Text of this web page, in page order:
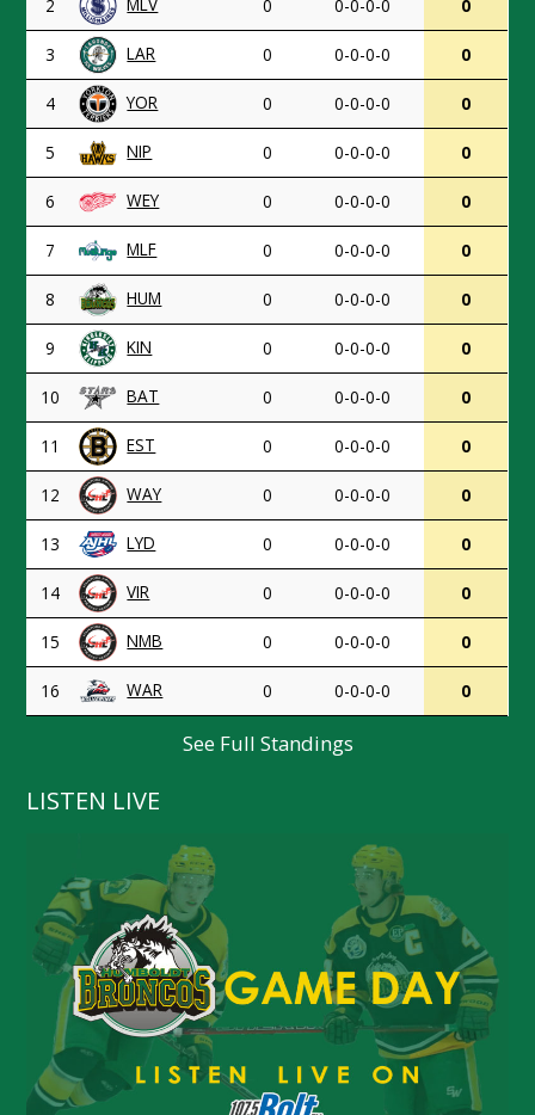
2 0 0-0-0-0 0
3 LAR 0 0-0-0-0 0
4 YOR 0 0-0-0-0 0
5 NIP 0 0-0-0-0 0
6 WEY 0 0-0-0-0 0
7 MLF 0 0-0-0-0 0
8 HUM 0 0-0-0-0 0
9 KIN 0 0-0-0-0 0
10 BAT 0 0-0-0-0 0
11 EST 0 0-0-0-0 0
12 WAY 0 0-0-0-0 0
13 LYD 0 0-0-0-0 0
14 VIR 0 0-0-0-0 0
15 NMB 0 0-0-0-0 0
16 WAR 0 0-0-0-0 0
See Full Standings
LISTEN LIVE